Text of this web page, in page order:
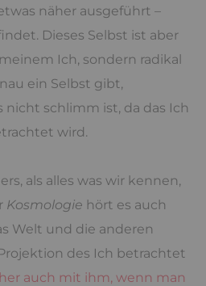
näher ausgeführt –
Dieses Selbst ist aber
Ich, sondern radikal
ein Selbst gibt,
nicht schlimm ist, da das Ich
wird.
als alles was wir kennen,
Kosmologie hört es auch
Welt und die anderen
des Ich betrachtet
auch mit ihm, wenn man